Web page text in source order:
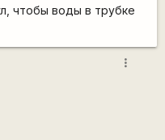
чтобы воды в трубке
more_vert